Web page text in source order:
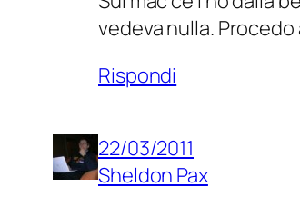
vedeva nulla.
Rispondi
22/03/2011
Sheldon Pax